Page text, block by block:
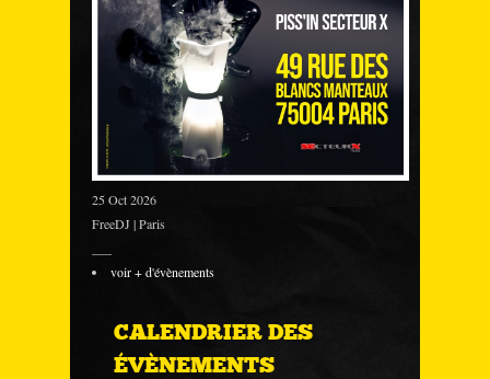
25 Oct 2026
FreeDJ | Paris
voir + d'évènements
CALENDRIER DES
ÉVÈNEMENTS